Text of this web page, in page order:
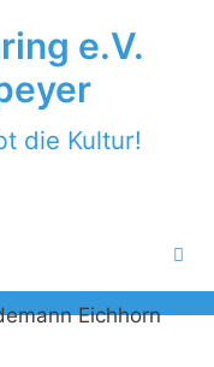
e.V.
die Kultur!